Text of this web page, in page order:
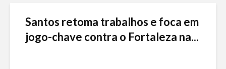
Santos retoma trabalhos e foca em
jogo-chave contra o Fortaleza na...